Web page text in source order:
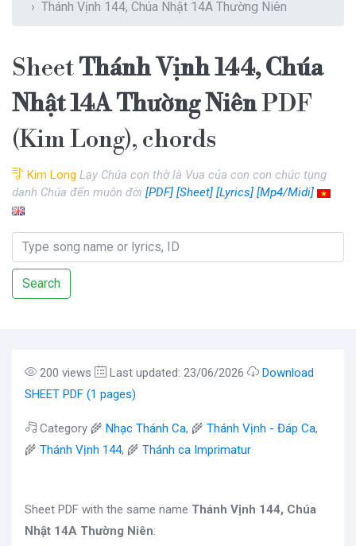
Thánh Vịnh 144, Chúa Nhật 14A Thường Niên
SheetThánh Vịnh 144, Chúa
Nhật 14A Thường NiênPDF
(Kim Long), chords
Kim Long Lạy Chúa con thờ là Vua của con con chúc tụng
danh Chúa đến muôn đời [PDF] [Sheet] [Lyrics] [Mp4/Midi]
Search
200 views Last updated: 23/06/2026
Download
SHEET PDF (1 pages)
Category 🌾 Nhạc Thánh Ca, 🌾 Thánh Vịnh - Đáp Ca,
🌾 Thánh Vịnh 144, 🌾 Thánh ca Imprimatur
Sheet PDF with the same name Thánh Vịnh 144, Chúa
Nhật 14A Thường Niên: